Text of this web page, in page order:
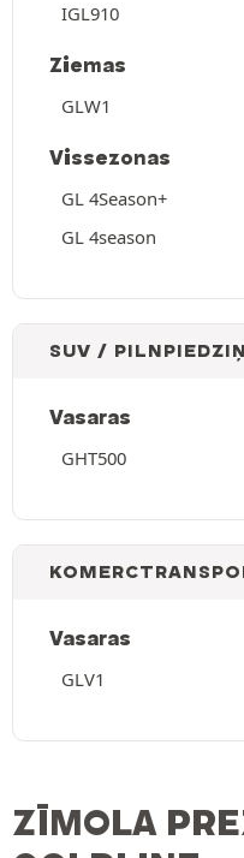
IGL910
Ziemas
GLW1
Vissezonas
GL 4Season+
GL 4season
SUV /
Vasaras
GHT500
Vasaras
GLV1
ZĪMOLA